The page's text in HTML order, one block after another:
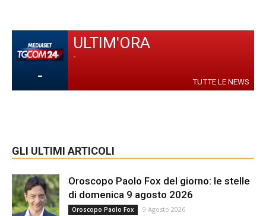
-
ULTIM'ORA
-
TUTTE LE NEWS
GLI ULTIMI ARTICOLI
Oroscopo Paolo Fox del giorno: le stelle
di domenica 9 agosto 2026
Oroscopo Paolo Fox 9 Agosto 2026